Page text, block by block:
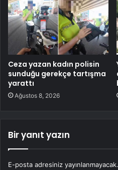
Ceza yazan kadın polisin
sunduğu gerekçe tartışma
yarattı
Ağustos 8, 2026
Bir yanıt yazın
E-posta adresiniz yayınlanmayacak.